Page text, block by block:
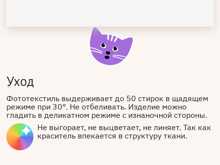
Уход
Фототекстиль выдерживает до 50 стирок в щадящем
режиме при 30°. Не отбеливать. Изделие можно
гладить в деликатном режиме с изнаночной стороны.
Не выгорает, не выцветает, не линяет. Так как
краситель впекается в структуру ткани.